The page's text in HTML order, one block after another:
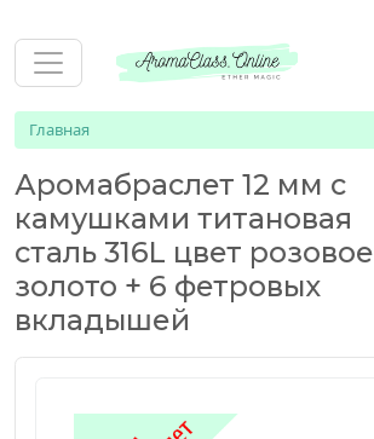
Главная
Аромабраслет 12 мм с
камушками титановая
сталь 316L цвет розовое
золото + 6 фетровых
вкладышей